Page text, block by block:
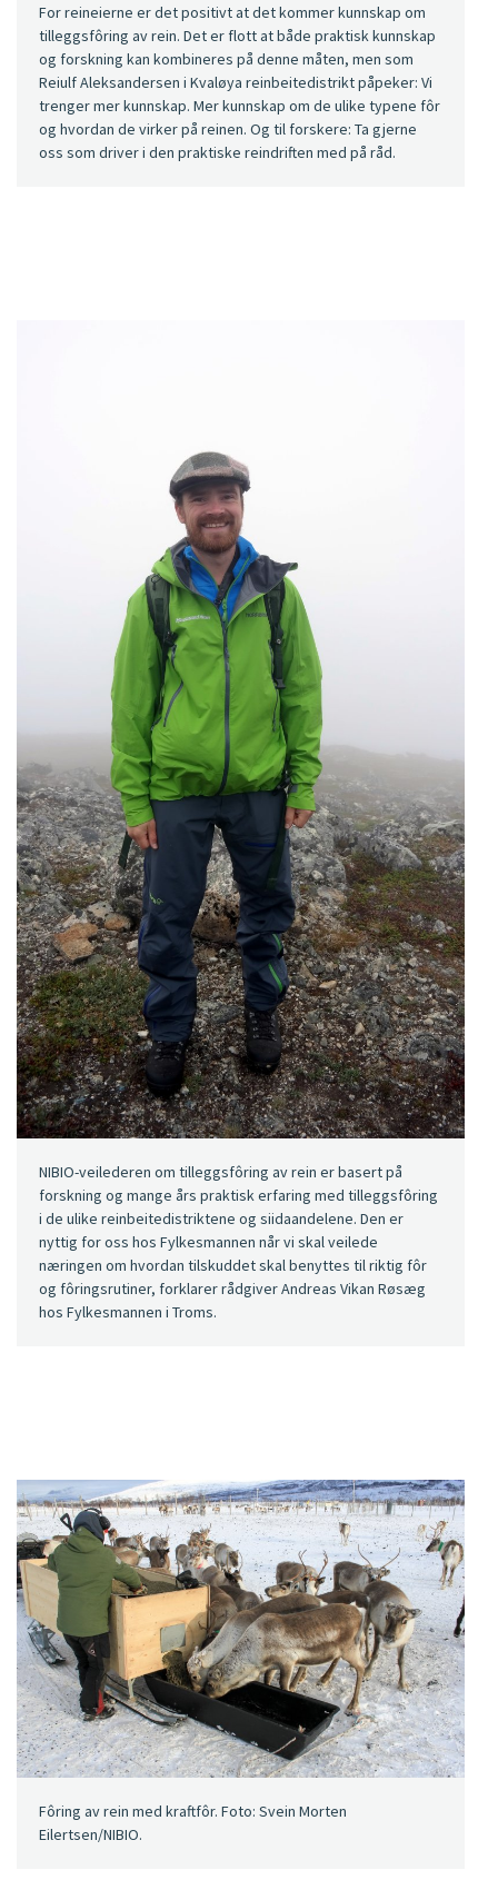
For reineierne er det positivt at det kommer kunnskap om
tilleggsfôring av rein. Det er flott at både praktisk kunnskap
og forskning kan kombineres på denne måten, men som
Reiulf Aleksandersen i Kvaløya reinbeitedistrikt påpeker: Vi
trenger mer kunnskap. Mer kunnskap om de ulike typene fôr
og hvordan de virker på reinen. Og til forskere: Ta gjerne
oss som driver i den praktiske reindriften med på råd.
NIBIO-veilederen om tilleggsfôring av rein er basert på
forskning og mange års praktisk erfaring med tilleggsfôring
i de ulike reinbeitedistriktene og siidaandelene. Den er
nyttig for oss hos Fylkesmannen når vi skal veilede
næringen om hvordan tilskuddet skal benyttes til riktig fôr
og fôringsrutiner, forklarer rådgiver Andreas Vikan Røsæg
hos Fylkesmannen i Troms.
Fôring av rein med kraftfôr. Foto: Svein Morten
Eilertsen/NIBIO.